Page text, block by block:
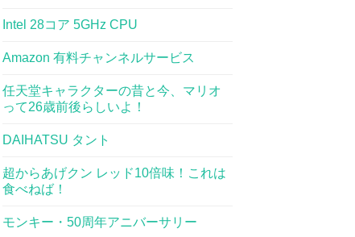
Intel 28コア 5GHz CPU
Amazon 有料チャンネルサービス
任天堂キャラクターの昔と今、マリオ
って26歳前後らしいよ！
DAIHATSU タント
超からあげクン レッド10倍味！これは
食べねば！
モンキー・50周年アニバーサリー